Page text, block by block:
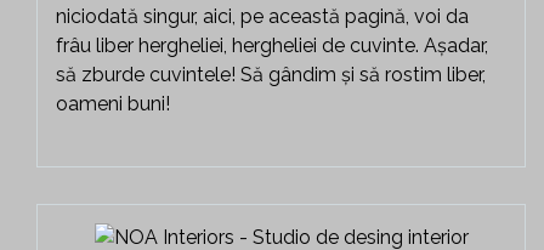
niciodată singur, aici, pe această pagină, voi da
frâu liber hergheliei, hergheliei de cuvinte. Așadar,
să zburde cuvintele! Să gândim și să rostim liber,
oameni buni!